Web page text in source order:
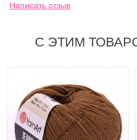
Написать отзыв
С ЭТИМ